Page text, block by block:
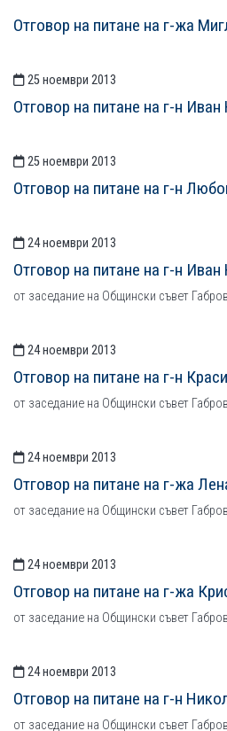
Отговор на питане на г-жа
25 ноември 2013
Отговор на питане на г-н
25 ноември 2013
Отговор на питане на г-н
24 ноември 2013
Отговор на питане на г-н
от заседание на Общински съвет
24 ноември 2013
Отговор на питане на г-н
от заседание на Общински съвет
24 ноември 2013
Отговор на питане на г-жа
от заседание на Общински съвет
24 ноември 2013
Отговор на питане на г-жа
от заседание на Общински съвет
24 ноември 2013
Отговор на питане на г-н
от заседание на Общински съвет